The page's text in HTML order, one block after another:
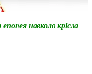
навколо крісла